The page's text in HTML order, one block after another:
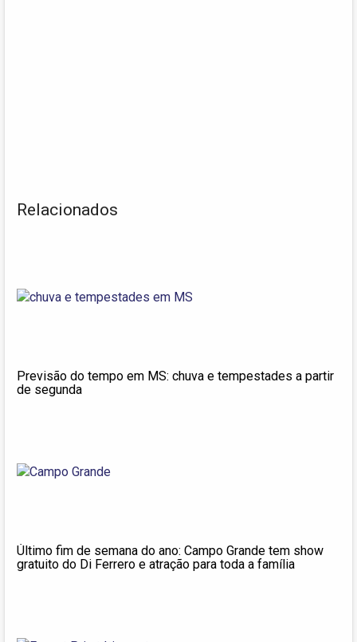
Relacionados
Previsão do tempo em MS: chuva e tempestades a partir
de segunda
Último fim de semana do ano: Campo Grande tem show
gratuito do Di Ferrero e atração para toda a família